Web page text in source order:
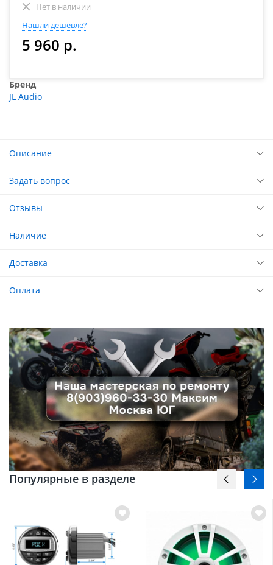
Нет в наличии
Нашли дешевле?
5 960 р.
Бренд
JL Audio
Описание
Задать вопрос
Отзывы
Наличие
Доставка
Оплата
Популярные в разделе